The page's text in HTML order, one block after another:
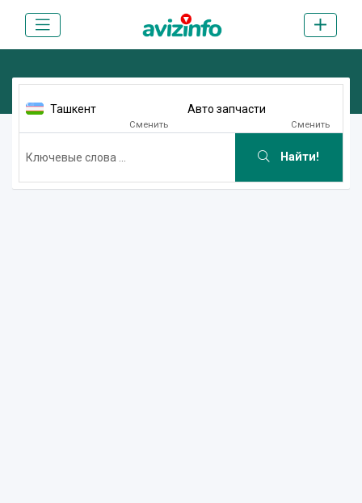
Ташкент
Сменить
Авто запчасти
Сменить
Найти!